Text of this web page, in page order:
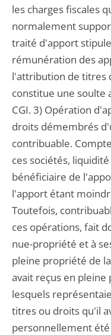
les charges fiscales
normalement
traité d'apport
rémunération des
l'attribution de titres
constitue une soulte
CGI. 3) Opération
droits démembrés
contribuable.
ces sociétés,
bénéficiaire de
l'apport étant
Toutefois,
ces opérations, fait
nue-propriété et à
pleine propriété de
avait reçus en
lesquels
titres ou droits qu'il
personnellement